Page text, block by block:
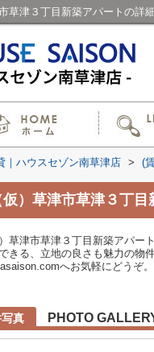
市草津３丁目新築アパートの
｜ハウスセゾン南草津店 > (
仮）草津市草津３丁
）草津市草津３丁目新築アパ
きる、立地の良さも魅力の物
へお気軽にどうぞ。
真 PHOTO